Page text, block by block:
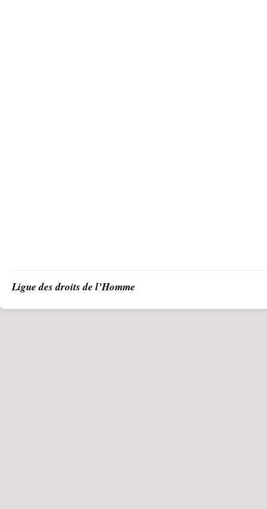
Ligue des droits de l’Homme